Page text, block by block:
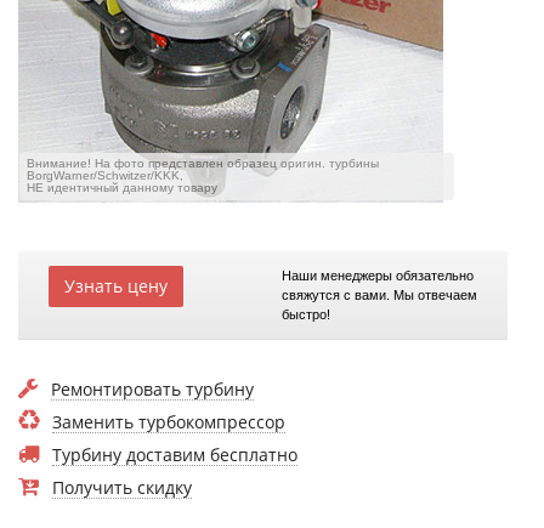
Внимание! На фото представлен образец оригин. турбины
BorgWarner/Schwitzer/KKK,
НЕ идентичный данному товару
Узнать цену
Наши менеджеры обязательно
свяжутся с вами. Мы отвечаем
быстро!
Ремонтировать турбину
Заменить турбокомпрессор
Турбину доставим бесплатно
Получить скидку